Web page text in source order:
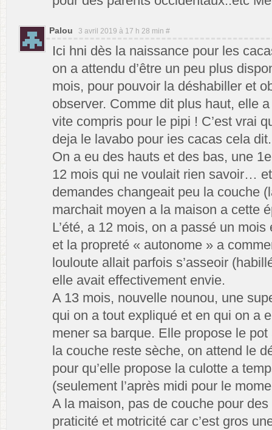
Palou 3 avril 2019 à 17 h 28 min #
Ici hni dès la naissance pour les
on a attendu d’être un peu plus
mois, pour pouvoir la déshabiller et
observer. Comme dit plus haut, elle
vite compris pour le pipi ! C’est vrai
deja le lavabo pour ies cacas cela dit.
On a eu des hauts et des bas, une
12 mois qui ne voulait rien savoir…
demandes changeait peu la couche
marchait moyen a la maison a cette
L’été, a 12 mois, on a passé un
et la propreté « autonome » a
louloute allait parfois s’asseoir
elle avait effectivement envie.
A 13 mois, nouvelle nounou, une
qui on a tout expliqué et en qui on a
mener sa barque. Elle propose le
la couche reste sèche, on attend le
pour qu’elle propose la culotte a
(seulement l’après midi pour le
A la maison, pas de couche pour
praticité et motricité car c’est gros